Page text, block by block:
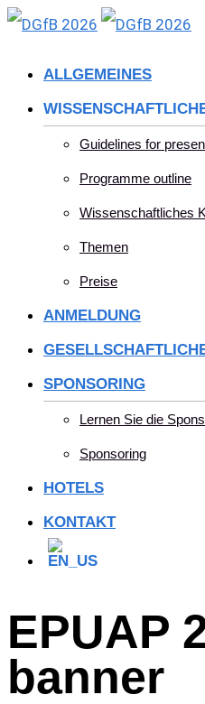
Skip
ALLGEMEINES
Guidelines for
Programme outline
Wissenschaftliches
Themen
Preise
ANMELDUNG
SPONSORING
Lernen Sie die
Sponsoring
HOTELS
KONTAKT
EPUAP
banner